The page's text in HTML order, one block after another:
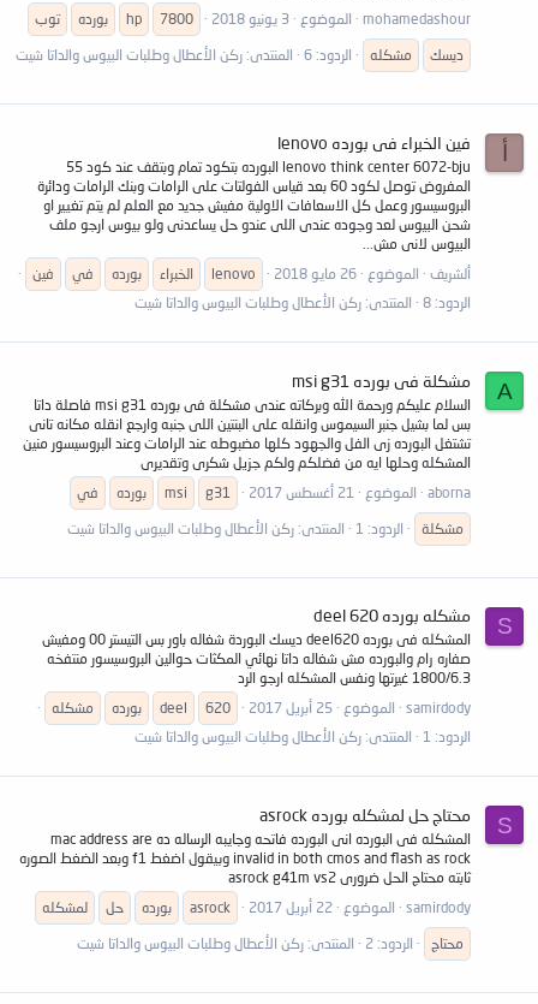
mohamedashour
الموضوع 3 يونيو 2018 7800
hp بورده
توب
ديسك
مشكله الردود: 6 المنتدى: ركن الأعطال وطلبات البيوس والداتا شيت
أ فين الخبراء فى بورده lenovo
lenovo think center 6072-bju البورده بتكود تمام وبتقف عند كود 55
المفروض توصل لكود 60 بعد قياس الفولتات على الرامات وبنك الرامات ودائرة
البروسيسور وعمل كل الاسعافات الاولية مفيش جديد مع العلم لم يتم تغيير او
شحن البيوس لعد وجوده عندى اللى عندو حل يساعدنى ولو بيوس ارجو ملف
البيوس لانى مش...
ألشريف
الموضوع 26 مايو 2018 lenovo الخبراء بورده في
فين
الردود: 8
المنتدى: ركن الأعطال وطلبات البيوس والداتا شيت
A مشكلة فى بورده msi g31
السلام عليكم ورحمة الله وبركاته عندى مشكلة فى بورده msi g31 فاصلة داتا
بس لما بشيل جنبر السيموس وانقله على البنتين اللى جنبه وارجع انقله مكانه تانى
تشتغل البورده زى الفل والجهود كلها مضبوطه عند الرامات وعند البروسيسور منين
المشكله وحلها ايه من فضلكم ولكم جزيل شكرى وتقديرى
aborna
الموضوع 21 أغسطس 2017 g31
msi بورده
في
مشكلة
الردود: 1 المنتدى: ركن الأعطال وطلبات البيوس والداتا شيت
S مشكله بورده deel 620
المشكله فى بورده deel620 ديسك البوردة شغاله باور بس التيستر 00 ومفيش
صفاره رام والبورده مش شغاله داتا نهائي المكثات حوالين البروسيسور منتفخه
1800/6.3 غيرتها ونفس المشكله ارجو الرد
samirdody
الموضوع 25 أبريل 2017 620
deel بورده
مشكله
الردود: 1
المنتدى: ركن الأعطال وطلبات البيوس والداتا شيت
S محتاج حل لمشكله بورده asrock
المشكله فى البورده انى البورده فاتحه وجايبه الرساله ده mac address are
invalid in both cmos and flash as rock وبيقول اضغط f1 وبعد الضغط الصوره
ثابته محتاج الحل ضرورى asrock g41m vs2
samirdody
الموضوع 22 أبريل 2017 asrock بورده حل
لمشكله
محتاج
الردود: 2 المنتدى: ركن الأعطال وطلبات البيوس والداتا شيت